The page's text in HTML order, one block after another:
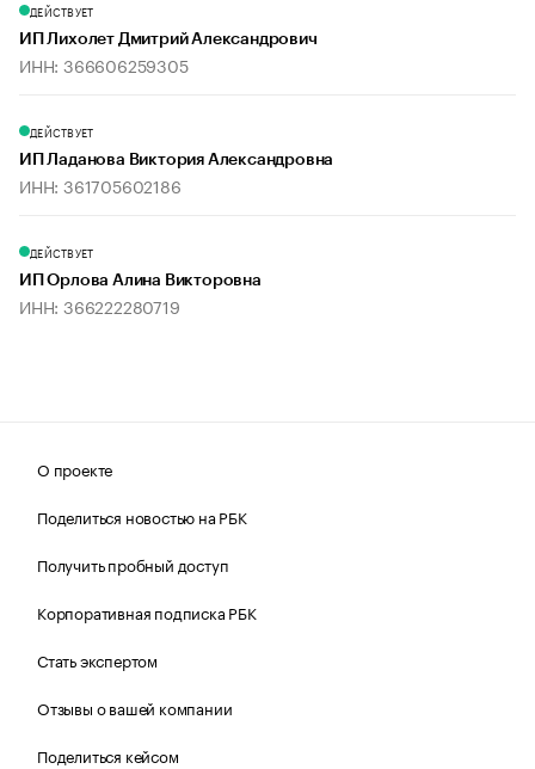
ДЕЙСТВУЕТ
ИП Лихолет Дмитрий Александрович
ИНН: 366606259305
ДЕЙСТВУЕТ
ИП Ладанова Виктория Александровна
ИНН: 361705602186
ДЕЙСТВУЕТ
ИП Орлова Алина Викторовна
ИНН: 366222280719
О проекте
Поделиться новостью на РБК
Получить пробный доступ
Корпоративная подписка РБК
Стать экспертом
Отзывы о вашей компании
Поделиться кейсом